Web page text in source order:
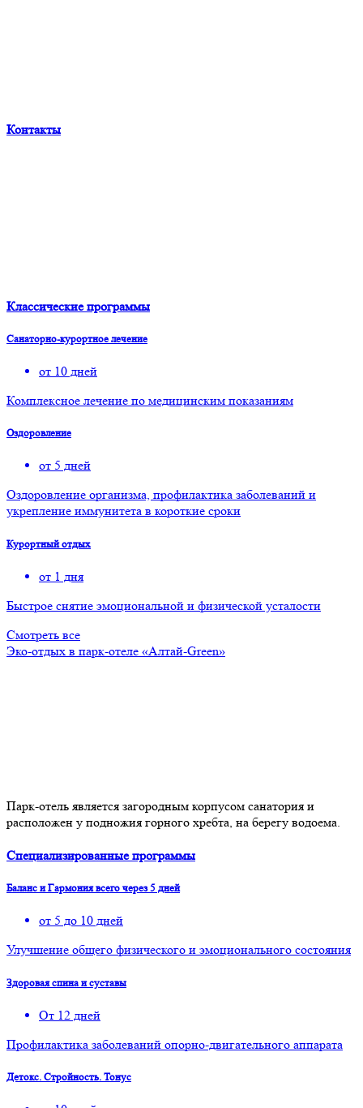
Контакты
Классические программы
Санаторно-курортное лечение
от 10 дней
Комплексное лечение по медицинским показаниям
Оздоровление
от 5 дней
Оздоровление организма, профилактика заболеваний и
укрепление иммунитета в короткие сроки
Курортный отдых
от 1 дня
Быстрое снятие эмоциональной и физической усталости
Смотреть все
Эко-отдых в парк-отеле «Алтай-Green»
Парк-отель является загородным корпусом санатория и
расположен у подножия горного хребта, на берегу водоема.
Специализированные программы
Баланс и Гармония всего через 5 дней
от 5 до 10 дней
Улучшение общего физического и эмоционального состояния
Здоровая спина и суставы
От 12 дней
Профилактика заболеваний опорно-двигательного аппарата
Детокс. Стройность. Тонус